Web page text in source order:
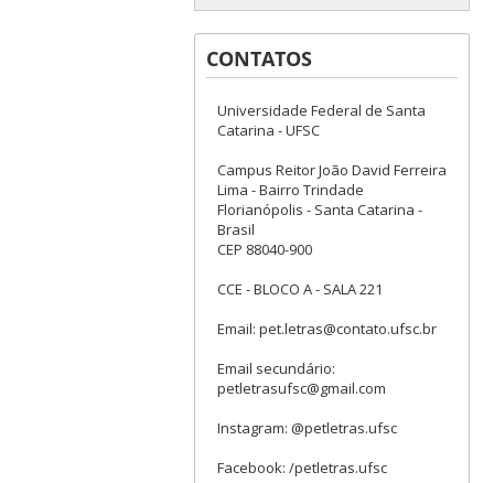
CONTATOS
Universidade Federal de Santa
Catarina - UFSC
Campus Reitor João David Ferreira
Lima - Bairro Trindade
Florianópolis - Santa Catarina -
Brasil
CEP 88040-900
CCE - BLOCO A - SALA 221
Email: pet.letras@contato.ufsc.br
Email secundário:
petletrasufsc@gmail.com
Instagram: @petletras.ufsc
Facebook: /petletras.ufsc